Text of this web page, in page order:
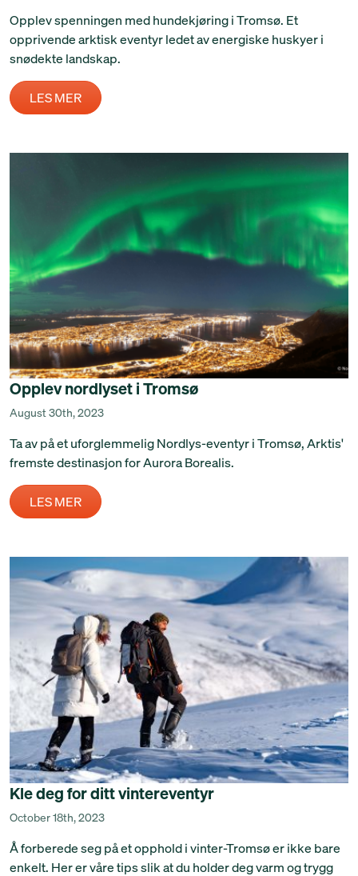
Opplev spenningen med hundekjøring i Tromsø. Et
opprivende arktisk eventyr ledet av energiske huskyer i
snødekte landskap.
LES MER
Opplev nordlyset i Tromsø
August 30th, 2023
Ta av på et uforglemmelig Nordlys-eventyr i Tromsø, Arktis'
fremste destinasjon for Aurora Borealis.
LES MER
Kle deg for ditt vintereventyr
October 18th, 2023
Å forberede seg på et opphold i vinter-Tromsø er ikke bare
enkelt. Her er våre tips slik at du holder deg varm og trygg